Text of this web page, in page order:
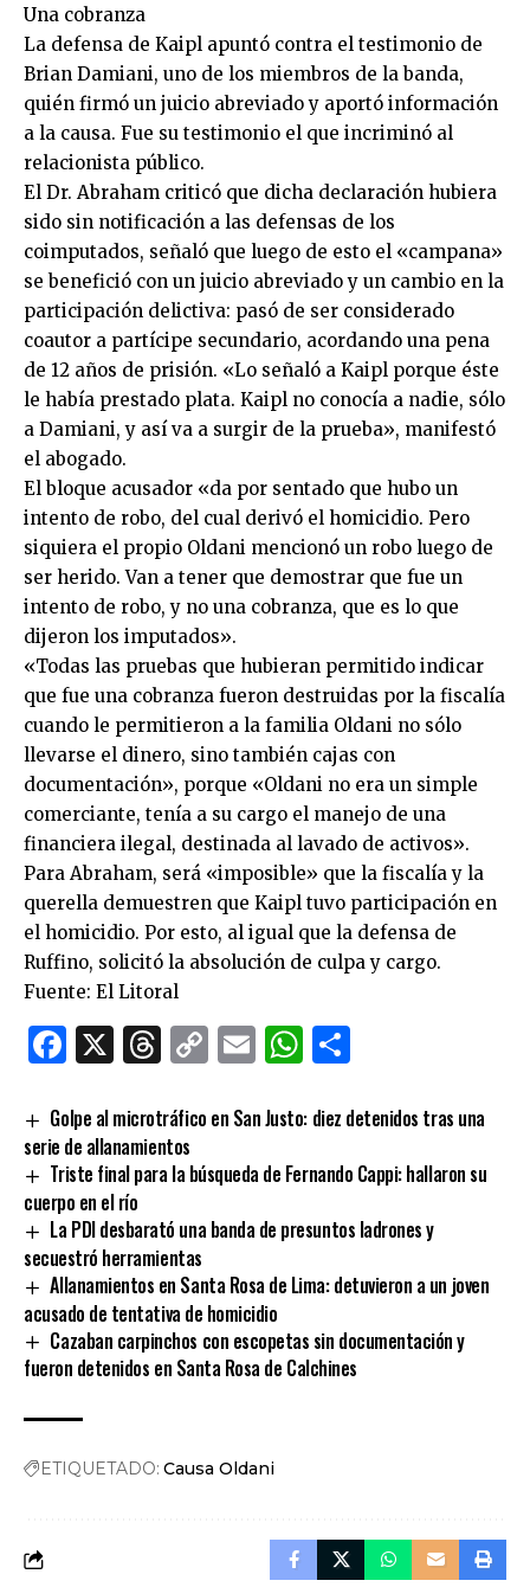
Una cobranza
La defensa de Kaipl apuntó contra el testimonio de
Brian Damiani, uno de los miembros de la banda,
quién firmó un juicio abreviado y aportó información
a la causa. Fue su testimonio el que incriminó al
relacionista público.
El Dr. Abraham criticó que dicha declaración hubiera
sido sin notificación a las defensas de los
coimputados, señaló que luego de esto el «campana»
se benefició con un juicio abreviado y un cambio en la
participación delictiva: pasó de ser considerado
coautor a partícipe secundario, acordando una pena
de 12 años de prisión. «Lo señaló a Kaipl porque éste
le había prestado plata. Kaipl no conocía a nadie, sólo
a Damiani, y así va a surgir de la prueba», manifestó
el abogado.
El bloque acusador «da por sentado que hubo un
intento de robo, del cual derivó el homicidio. Pero
siquiera el propio Oldani mencionó un robo luego de
ser herido. Van a tener que demostrar que fue un
intento de robo, y no una cobranza, que es lo que
dijeron los imputados».
«Todas las pruebas que hubieran permitido indicar
que fue una cobranza fueron destruidas por la fiscalía
cuando le permitieron a la familia Oldani no sólo
llevarse el dinero, sino también cajas con
documentación», porque «Oldani no era un simple
comerciante, tenía a su cargo el manejo de una
financiera ilegal, destinada al lavado de activos».
Para Abraham, será «imposible» que la fiscalía y la
querella demuestren que Kaipl tuvo participación en
el homicidio. Por esto, al igual que la defensa de
Ruffino, solicitó la absolución de culpa y cargo.
Fuente: El Litoral
Facebook
X Threads
CopyEmailWhatsApp
Golpe al microtráfico en San Justo: diez detenidos tras una
serie de allanamientos
Triste final para la búsqueda de Fernando Cappi: hallaron su
cuerpo en el río
La PDI desbarató una banda de presuntos ladrones y
secuestró herramientas
Allanamientos en Santa Rosa de Lima: detuvieron a un joven
acusado de tentativa de homicidio
Cazaban carpinchos con escopetas sin documentación y
fueron detenidos en Santa Rosa de Calchines
ETIQUETADO: Causa Oldani